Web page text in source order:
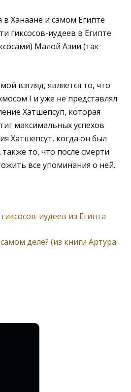
Ханаане и самом Египте
гиксосов-иудеев в Египте
Малой Азии (так
взгляд, является то, что
I и уже не представлял
Хатшепсуп, которая
максимальных успехов
Хатшепсут, когда он был
то, что после смерти
все упоминания о ней.
иудеев из Египта
деле? (из книги Артура